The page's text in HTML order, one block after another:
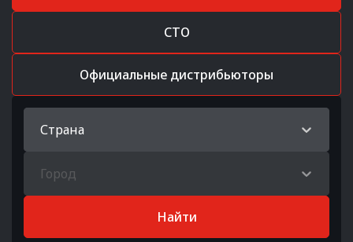
СТО
Официальные дистрибьюторы
Страна
Город
Найти